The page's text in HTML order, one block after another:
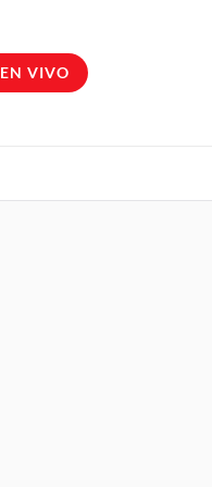
EN VIVO